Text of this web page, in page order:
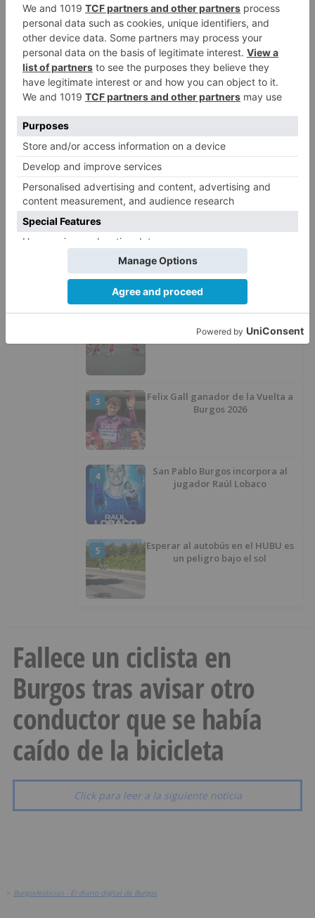
4
La provincia de Burgos celebra
el día de su patrón
versión de un repartidor tras
desaparecer 3.256 euros
LO ÚLTIMO
Más ventajas con el carné 60 CYL
concentrará en Bejar
3
Felix Gall ganador de la Vuelta a
Burgos 2026
4
San Pablo Burgos incorpora al
jugador Raúl Lobaco
5
Esperar al autobús en el HUBU es
un peligro bajo el sol
Fallece un ciclista en
Burgos tras avisar otro
conductor que se había
caído de la bicicleta
Click para leer a la siguiente noticia
> BurgosNoticias - El diario digital de Burgos